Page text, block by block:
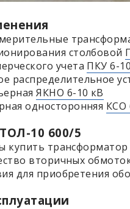
столбовой
учета ПКУ 6-
распределительное
ЯКНО 6-10 кВ
односторонняя КСО
10 600/5
купить
вторичных
для приобретения